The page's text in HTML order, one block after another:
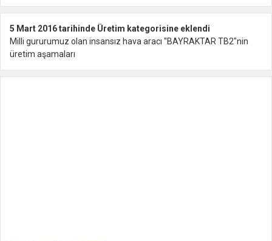
5 Mart 2016 tarihinde Üretim kategorisine eklendi
Milli gururumuz olan insansız hava aracı "BAYRAKTAR TB2"nin
üretim aşamaları